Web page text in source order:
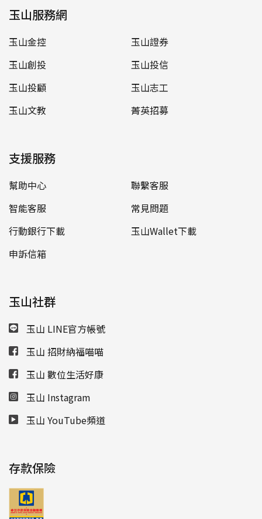
玉山服務網
玉山金控
玉山證券
玉山創投
玉山投信
玉山投顧
玉山志工
玉山文教
菁英招募
支援服務
幫助中心
聯繫客服
智能客服
常見問題
行動銀行下載
玉山Wallet下載
申訴信箱
玉山社群
玉山 LINE官方帳號
玉山 招財納福喵喵
玉山 數位生活好康
玉山 Instagram
玉山 YouTube頻道
存款保險